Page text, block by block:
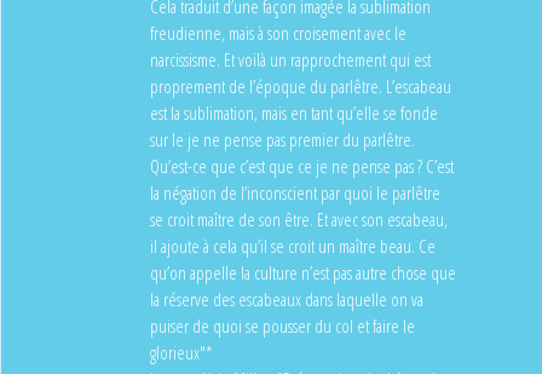
Cela traduit d’une façon imagée la sublimation
freudienne, mais à son croisement avec le
narcissisme. Et voilà un rapprochement qui est
proprement de l’époque du parlêtre. L’escabeau
est la sublimation, mais en tant qu’elle se fonde
sur le je ne pense pas premier du parlêtre.
Qu’est-ce que c’est que ce je ne pense pas ? C’est
la négation de l’inconscient par quoi le parlêtre
se croit maître de son être. Et avec son escabeau,
il ajoute à cela qu’il se croit un maître beau. Ce
qu’on appelle la culture n’est pas autre chose que
la réserve des escabeaux dans laquelle on va
puiser de quoi se pousser du col et faire le
glorieux"*